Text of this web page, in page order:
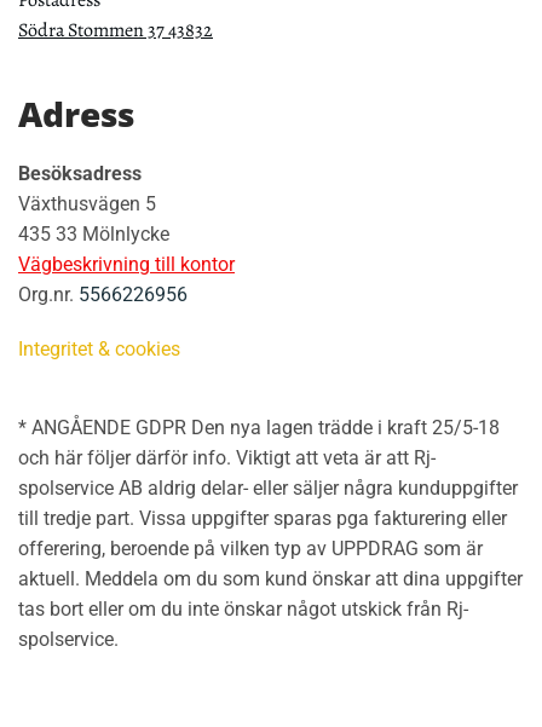
Södra Stommen 37 43832
Adress
Besöksadress
Växthusvägen 5
435 33 Mölnlycke
Vägbeskrivning till kontor
Org.nr. 5566226956
Integritet & cookies
* ANGÅENDE GDPR Den nya lagen trädde i kraft 25/5-18
och här följer därför info. Viktigt att veta är att Rj-
spolservice AB aldrig delar- eller säljer några kunduppgifter
till tredje part. Vissa uppgifter sparas pga fakturering eller
offerering, beroende på vilken typ av UPPDRAG som är
aktuell. Meddela om du som kund önskar att dina uppgifter
tas bort eller om du inte önskar något utskick från Rj-
spolservice.